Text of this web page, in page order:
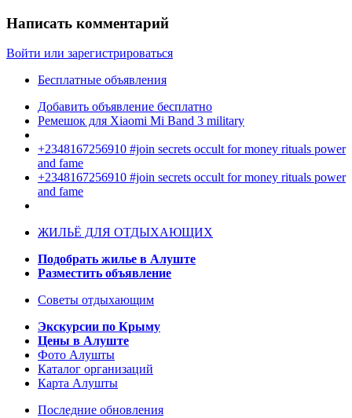
Написать комментарий
Войти или зарегистрироваться
Бесплатные объявления
Добавить объявление бесплатно
Ремешок для Xiaomi Mi Band 3 military
+2348167256910 #join secrets occult for money rituals power
and fame
+2348167256910 #join secrets occult for money rituals power
and fame
ЖИЛЬЁ ДЛЯ ОТДЫХАЮЩИХ
Подобрать жилье в Алуште
Разместить объявление
Советы отдыхающим
Экскурсии по Крыму
Цены в Алуште
Фото Алушты
Каталог организаций
Карта Алушты
Последние обновления